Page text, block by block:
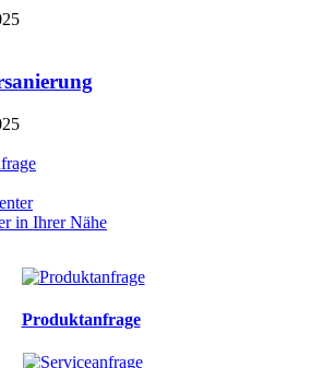
in Ihrer Nähe
Produktanfrage